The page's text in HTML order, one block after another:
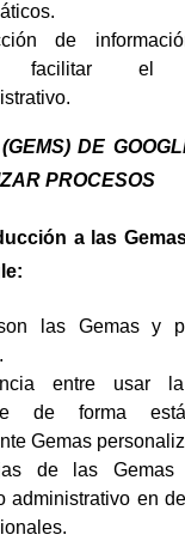
de
facilitar el
DE
PROCESOS
a las
las Gemas y
entre usar
de forma
Gemas
de las Gemas
administrativo en